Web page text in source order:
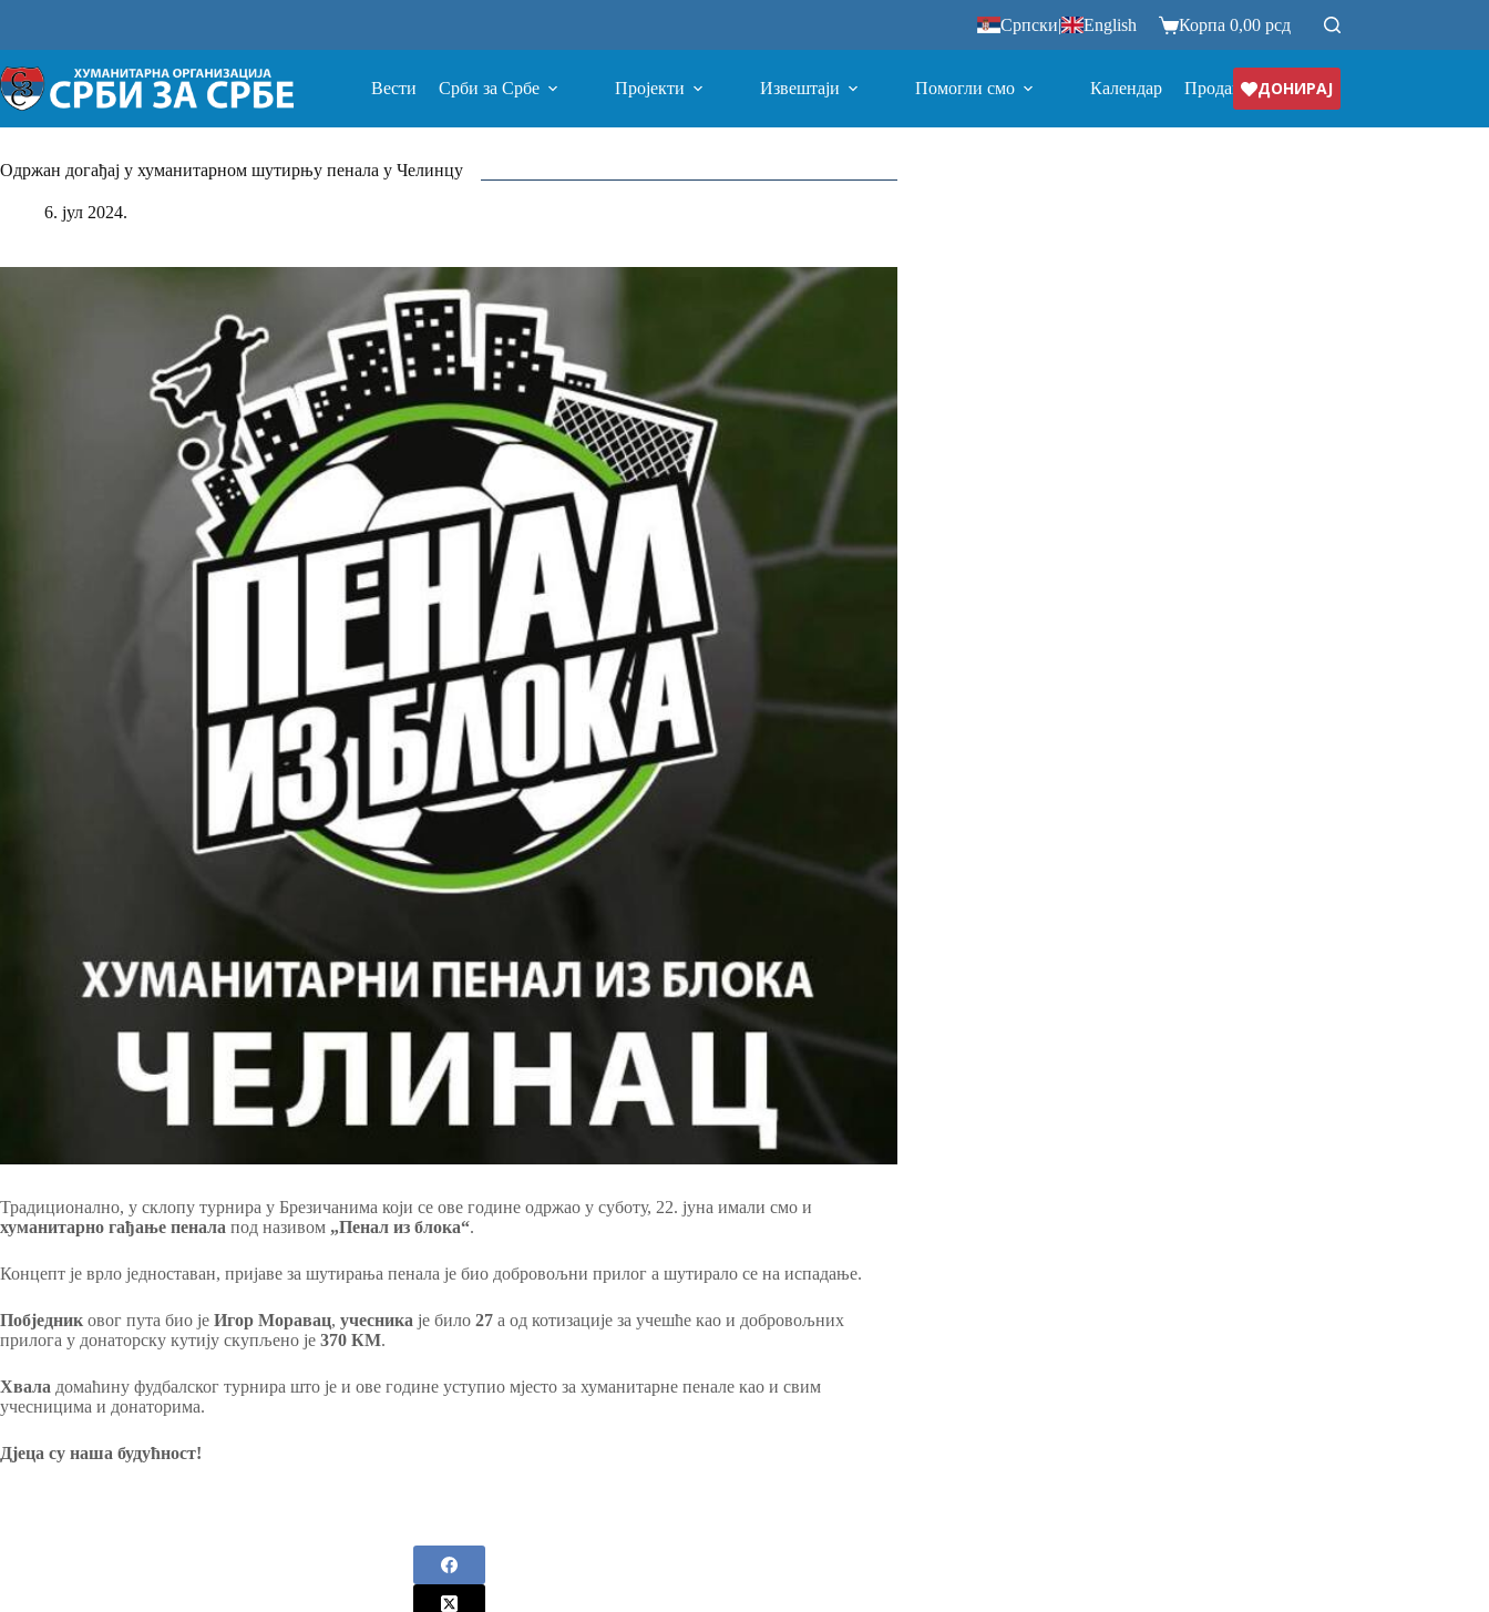
Српски| English Корпа 0,00 рсд
Вести Срби за Србе Пројекти Извештаји Помогли смо Календар ПродавницаДОНИРАЈ
Одржан догађај у хуманитарном шутирњу пенала у Челинцу
6. јул 2024.
Традиционално, у склопу турнира у Брезичанима који се ове године одржао у суботу, 22. јуна имали смо и
хуманитарно гађање пенала под називом „Пенал из блока“.
Концепт је врло једноставан, пријаве за шутирања пенала је био добровољни прилог а шутирало се на испадање.
Побједник овог пута био је Игор Моравац, учесника је било 27 а од котизације за учешће као и добровољних
прилога у донаторску кутију скупљено је 370 КМ.
Хвала домаћину фудбалског турнира што је и ове године уступио мјесто за хуманитарне пенале као и свим
учесницима и донаторима.
Дјеца су наша будућност!